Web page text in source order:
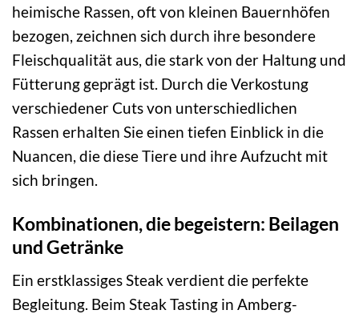
heimische Rassen, oft von kleinen Bauernhöfen
bezogen, zeichnen sich durch ihre besondere
Fleischqualität aus, die stark von der Haltung und
Fütterung geprägt ist. Durch die Verkostung
verschiedener Cuts von unterschiedlichen
Rassen erhalten Sie einen tiefen Einblick in die
Nuancen, die diese Tiere und ihre Aufzucht mit
sich bringen.
Kombinationen, die begeistern: Beilagen
und Getränke
Ein erstklassiges Steak verdient die perfekte
Begleitung. Beim Steak Tasting in Amberg-